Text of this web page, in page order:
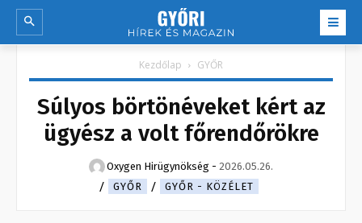
Kezdőlap GYŐR
Súlyos börtönéveket kért az
ügyész a volt főrendőrökre
Oxygen Hirügynökség - 2026.05.26.
GYŐR
GYŐR - KÖZÉLET